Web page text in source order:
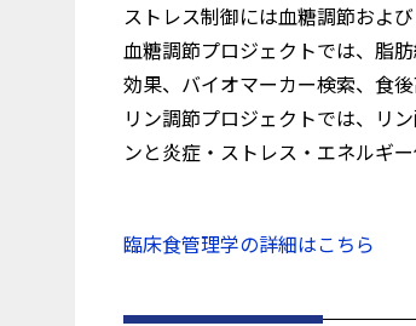
ストレス制御には血糖調節およ
血糖調節プロジェクトでは、脂
効果、バイオマーカー検索、食
リン調節プロジェクトでは、リ
ンと炎症・ストレス・エネルギ
臨床食管理学の詳細はこちら